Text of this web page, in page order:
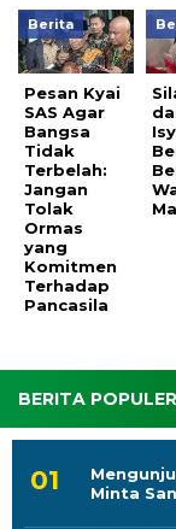
Berita
Pesan Kyai
SAS Agar
Bangsa
Tidak
Terbelah:
Jangan
Tolak
Ormas
yang
Komitmen
Terhadap
Pancasila
BERITA POPULER
Minta